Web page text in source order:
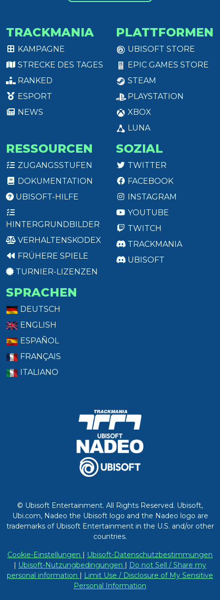
TRACKMANIA
KAMPAGNE
STRECKE DES TAGES
RANKED
ESPORT
NEWS
PLATTFORMEN
UBISOFT STORE
EPIC GAMES STORE
STEAM
PLAYSTATION
XBOX
LUNA
RESSOURCEN
ZUGANGSSTUFEN
DOKUMENTATION
UBISOFT-HILFE
HINTERGRUNDBILDER
VERHALTENSKODEX
FRÜHERE SPIELE
TURNIER-LIZENZEN
SOZIAL
TWITTER
FACEBOOK
INSTAGRAM
YOUTUBE
TWITCH
TRACKMANIA
UBISOFT
SPRACHEN
DEUTSCH
ENGLISH
ESPAÑOL
FRANÇAIS
ITALIANO
© Ubisoft Entertainment. All Rights Reserved. Ubisoft,
Ubi.com, Nadeo the Ubisoft logo and the Nadeo logo are
trademarks of Ubisoft Entertainment in the U.S. and/or other
countries.
Cookie-Einstellungen | Ubisoft-Datenschutzbestimmungen
| Ubisoft-Nutzungbedingungen | Do not Sell / Share my
personal information | Limit Use / Disclosure of My Sensitive
Personal Information